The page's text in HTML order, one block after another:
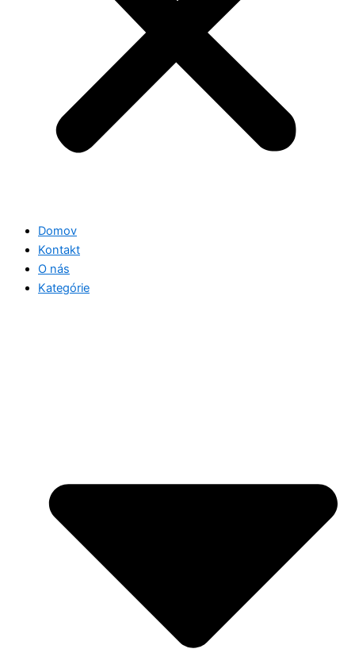
Domov
Kontakt
O nás
Kategórie